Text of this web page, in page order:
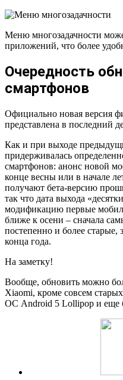
Меню многозадачности
приложений, что более
Очередность
смартфонов
Официально новая версия
представлена в последний
Как и при выходе
придерживалась
смартфонов: анонс новой
конце весны или в начале
получают бета-версию
так что дата выхода
модификацию первые
ближе к осени – сначала
постепенно и более старые,
конца года.
На заметку!
Вообще, обновить можно
Xiaomi, кроме совсем
ОС Android 5 Lollipop и еще